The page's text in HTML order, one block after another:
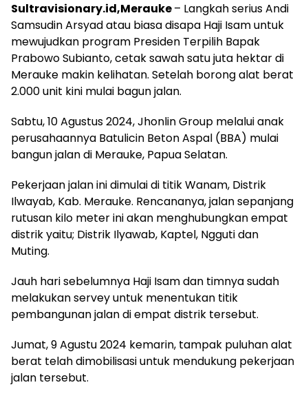
Sultravisionary.id,Merauke– Langkah serius Andi
Samsudin Arsyad atau biasa disapa Haji Isam untuk
mewujudkan program Presiden Terpilih Bapak
Prabowo Subianto, cetak sawah satu juta hektar di
Merauke makin kelihatan. Setelah borong alat berat
2.000 unit kini mulai bagun jalan.
Sabtu, 10 Agustus 2024, Jhonlin Group melalui anak
perusahaannya Batulicin Beton Aspal (BBA) mulai
bangun jalan di Merauke, Papua Selatan.
Pekerjaan jalan ini dimulai di titik Wanam, Distrik
Ilwayab, Kab. Merauke. Rencananya, jalan sepanjang
rutusan kilo meter ini akan menghubungkan empat
distrik yaitu; Distrik Ilyawab, Kaptel, Ngguti dan
Muting.
Jauh hari sebelumnya Haji Isam dan timnya sudah
melakukan servey untuk menentukan titik
pembangunan jalan di empat distrik tersebut.
Jumat, 9 Agustu 2024 kemarin, tampak puluhan alat
berat telah dimobilisasi untuk mendukung pekerjaan
jalan tersebut.